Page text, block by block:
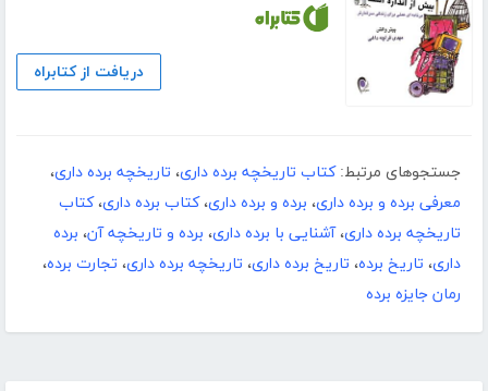
دریافت از کتابراه
جستجوهای مرتبط: کتاب تاریخچه برده داری، تاریخچه برده داری،
معرفی برده و برده داری، برده و برده داری،کتاب برده داری،کتاب
تاریخچه برده داری،آشنایی با برده داری، برده و تاریخچه آن، برده
داری، تاریخ برده، تاریخ برده داری، تاریخچه برده داری، تجارت برده،
رمان جایزه برده